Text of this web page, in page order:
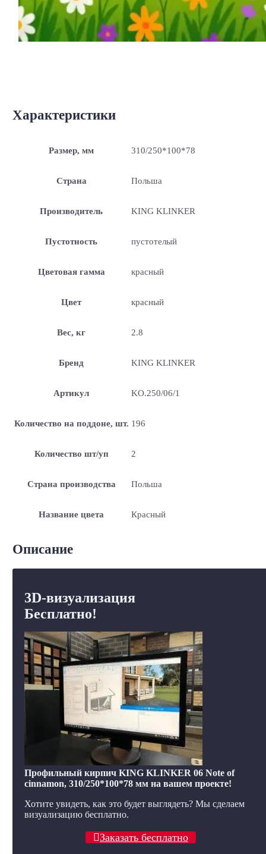
Характеристики
Размер, мм 310/250*100*78
Страна Польша
Производитель KING KLINKER
Пустотность пустотелый
Цветовая гамма красный
Цвет красный
Вес, кг 2.8
Бренд KING KLINKER
Артикул KO.250/06/1
Количество на поддоне, шт. 196
Количество шт/уп 2
Страна производства Польша
Название цвета Красный
Описание
3D-визуализация
Бесплатно!
Профильный кирпич KING KLINKER 06 Note of
cinnamon, 310/250*100*78 мм на вашем проекте!
Хотите увидеть, как это будет выглядеть? Мы сделаем
визуализацию бесплатно.
Заказать бесплатно